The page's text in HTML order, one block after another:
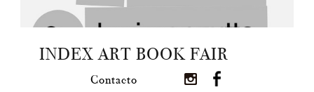
Contacto
INDEX ART BOOK FAIR